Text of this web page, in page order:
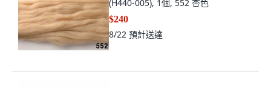
(H440-005), 1個, 552 杏色
$240
8/22 預計送達